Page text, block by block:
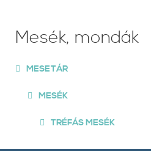
Mesék, mondák
MESETÁR
MESÉK
TRÉFÁS MESÉK